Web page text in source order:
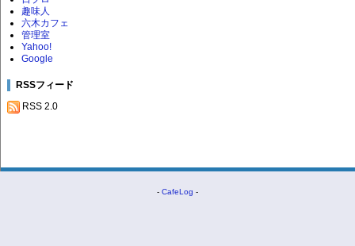
趣味人
六木カフェ
管理室
Yahoo!
Google
RSSフィード
RSS 2.0
- CafeLog -